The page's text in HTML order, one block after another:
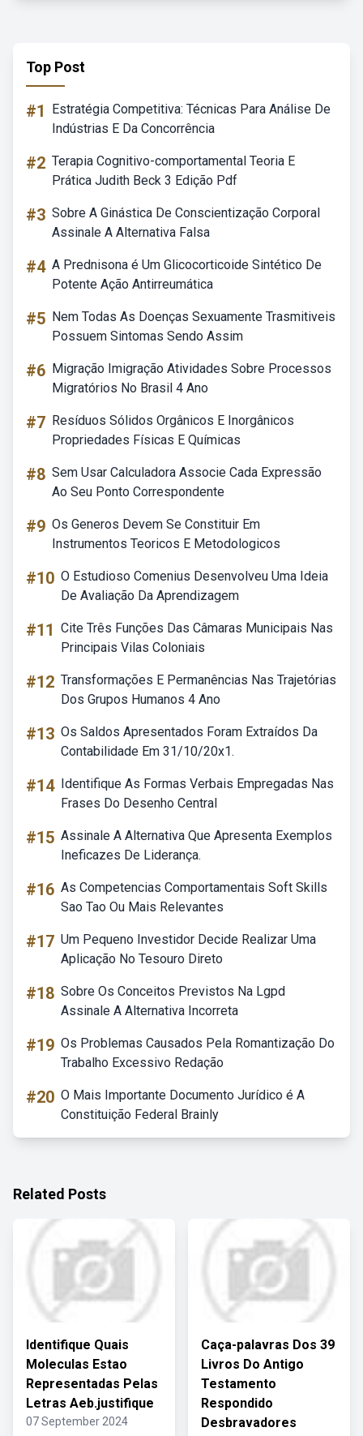
Top Post
#1
Estratégia Competitiva: Técnicas Para Análise De
Indústrias E Da Concorrência
#2 Terapia Cognitivo-comportamental Teoria E
Prática Judith Beck 3 Edição Pdf
#3 Sobre A Ginástica De Conscientização Corporal
Assinale A Alternativa Falsa
#4 A Prednisona é Um Glicocorticoide Sintético De
Potente Ação Antirreumática
#5 Nem Todas As Doenças Sexuamente Trasmitiveis
Possuem Sintomas Sendo Assim
#6 Migração Imigração Atividades Sobre Processos
Migratórios No Brasil 4 Ano
#7 Resíduos Sólidos Orgânicos E Inorgânicos
Propriedades Físicas E Químicas
#8 Sem Usar Calculadora Associe Cada Expressão
Ao Seu Ponto Correspondente
#9 Os Generos Devem Se Constituir Em
Instrumentos Teoricos E Metodologicos
#10 O Estudioso Comenius Desenvolveu Uma Ideia
De Avaliação Da Aprendizagem
#11 Cite Três Funções Das Câmaras Municipais Nas
Principais Vilas Coloniais
#12 Transformações E Permanências Nas Trajetórias
Dos Grupos Humanos 4 Ano
#13 Os Saldos Apresentados Foram Extraídos Da
Contabilidade Em 31/10/20x1.
#14 Identifique As Formas Verbais Empregadas Nas
Frases Do Desenho Central
#15 Assinale A Alternativa Que Apresenta Exemplos
Ineficazes De Liderança.
#16 As Competencias Comportamentais Soft Skills
Sao Tao Ou Mais Relevantes
#17 Um Pequeno Investidor Decide Realizar Uma
Aplicação No Tesouro Direto
#18 Sobre Os Conceitos Previstos Na Lgpd
Assinale A Alternativa Incorreta
#19 Os Problemas Causados Pela Romantização Do
Trabalho Excessivo Redação
#20 O Mais Importante Documento Jurídico é A
Constituição Federal Brainly
Related Posts
Identifique Quais
Moleculas Estao
Representadas Pelas
Letras Aeb.justifique
07 September 2024
Caça-palavras Dos 39
Livros Do Antigo
Testamento
Respondido
Desbravadores